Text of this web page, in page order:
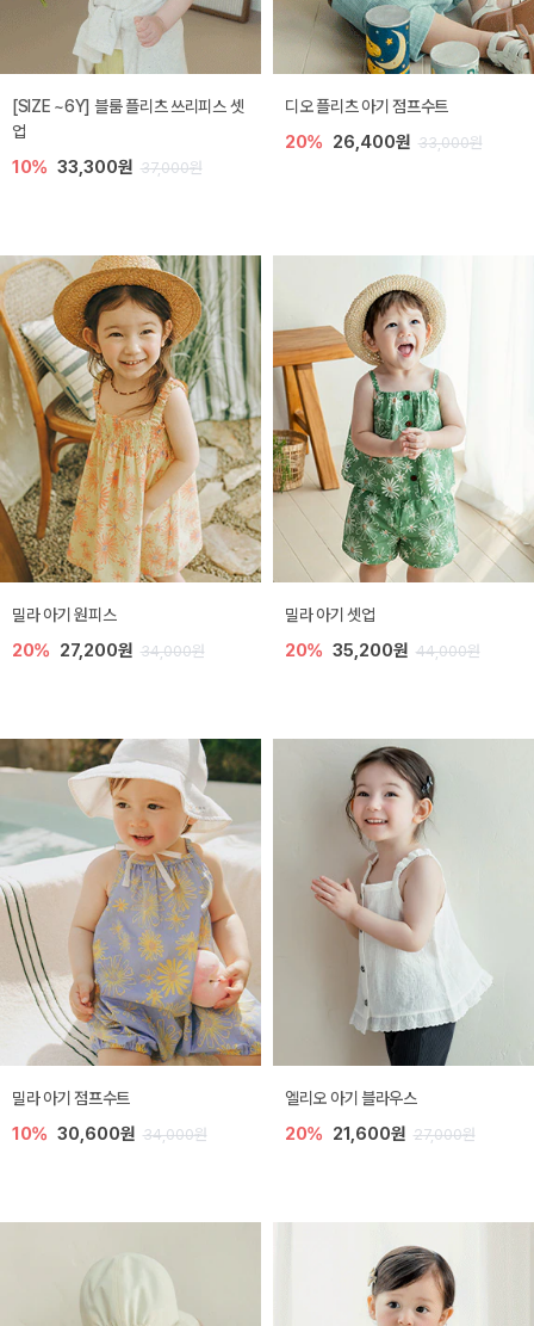
[SIZE ~6Y] 블룸 플리츠 쓰리피스 셋
업
10% 33,300원 37,000원
디오 플리츠 아기 점프수트
20% 26,400원 33,000원
밀라 아기 원피스
20% 27,200원 34,000원
밀라 아기 셋업
20% 35,200원 44,000원
밀라 아기 점프수트
10% 30,600원 34,000원
엘리오 아기 블라우스
20% 21,600원 27,000원